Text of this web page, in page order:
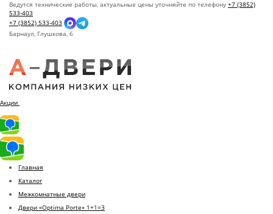
Ведутся технические работы, актуальные цены уточняйте по телефону +7 (3852)
533-403
+7 (3852) 533-403
Барнаул, Глушкова, 6
Акции
Главная
Каталог
Межкомнатные двери
Двери «Optima Porte» 1+1=3